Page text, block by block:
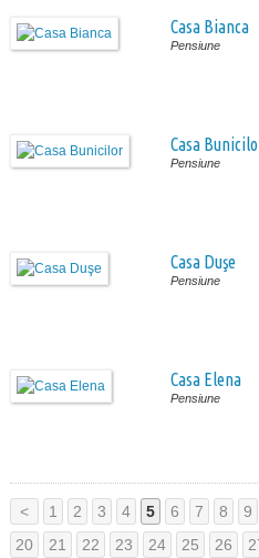
Casa Bianca
Pensiune
Casa
Pensiune
Casa Duşe
Pensiune
Casa Elena
Pensiune
< 1 2 3 4 5 6 7 8
9
20
21 22 23 24 25 26